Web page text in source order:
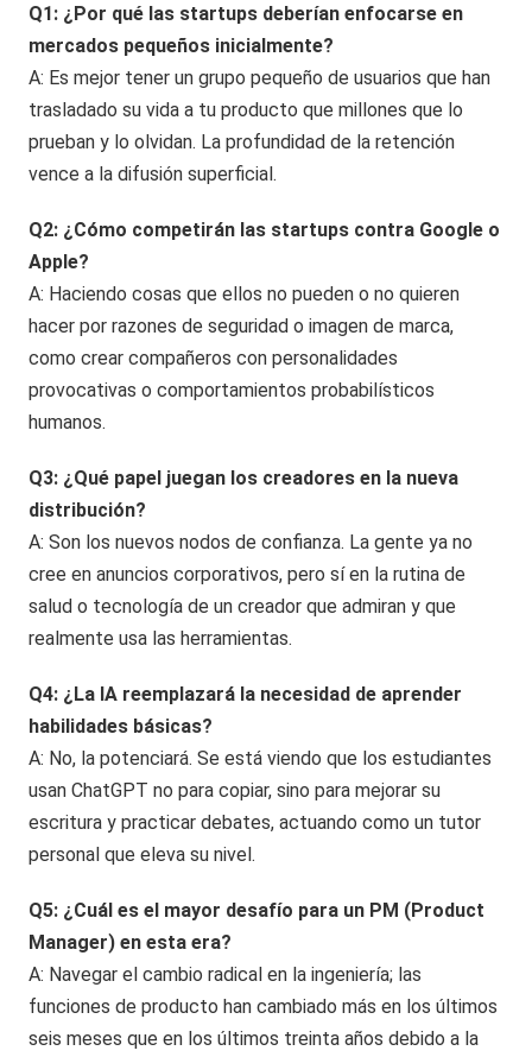
Q1: ¿Por qué las startups deberían enfocarse en
mercados pequeños inicialmente?
A: Es mejor tener un grupo pequeño de usuarios que han
trasladado su vida a tu producto que millones que lo
prueban y lo olvidan. La profundidad de la retención
vence a la difusión superficial.
Q2: ¿Cómo competirán las startups contra Google o
Apple?
A: Haciendo cosas que ellos no pueden o no quieren
hacer por razones de seguridad o imagen de marca,
como crear compañeros con personalidades
provocativas o comportamientos probabilísticos
humanos.
Q3: ¿Qué papel juegan los creadores en la nueva
distribución?
A: Son los nuevos nodos de confianza. La gente ya no
cree en anuncios corporativos, pero sí en la rutina de
salud o tecnología de un creador que admiran y que
realmente usa las herramientas.
Q4: ¿La IA reemplazará la necesidad de aprender
habilidades básicas?
A: No, la potenciará. Se está viendo que los estudiantes
usan ChatGPT no para copiar, sino para mejorar su
escritura y practicar debates, actuando como un tutor
personal que eleva su nivel.
Q5: ¿Cuál es el mayor desafío para un PM (Product
Manager) en esta era?
A: Navegar el cambio radical en la ingeniería; las
funciones de producto han cambiado más en los últimos
seis meses que en los últimos treinta años debido a la